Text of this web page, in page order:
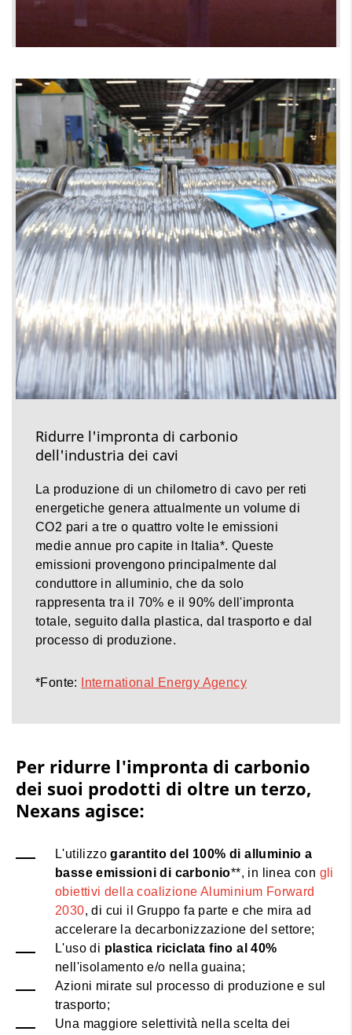
Ridurre l'impronta di carbonio
dell'industria dei cavi
La produzione di un chilometro di cavo per reti
energetiche genera attualmente un volume di
CO2 pari a tre o quattro volte le emissioni
medie annue pro capite in Italia*. Queste
emissioni provengono principalmente dal
conduttore in alluminio, che da solo
rappresenta tra il 70% e il 90% dell'impronta
totale, seguito dalla plastica, dal trasporto e dal
processo di produzione.
*Fonte: International Energy Agency
Per ridurre l'impronta di carbonio
dei suoi prodotti di oltre un terzo,
Nexans agisce:
L'utilizzogarantito del 100% di alluminio a
basse emissioni di carbonio**, in linea con gli
obiettivi della coalizione Aluminium Forward
2030, di cui il Gruppo fa parte e che mira ad
accelerare la decarbonizzazione del settore;
L'uso di plastica riciclata fino al 40%
nell'isolamento e/o nella guaina;
Azioni mirate sul processo di produzione e sul
trasporto;
Una maggiore selettività nella scelta dei